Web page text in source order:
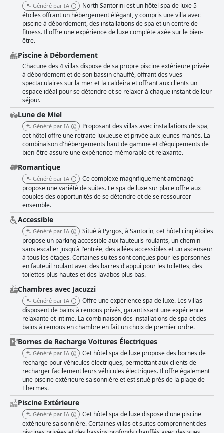
Généré par IA
North Santorini est un hôtel spa de luxe 5
étoiles offrant un hébergement élégant, y compris une villa avec
piscine à débordement, des installations de spa et un centre de
fitness. Il offre une expérience de luxe complète axée sur le bien-
être.
Piscine à Débordement
Chacune des 4 villas dispose de sa propre piscine extérieure privée
à débordement et de son bassin chauffé, offrant des vues
spectaculaires sur la mer et la caldeira et offrant aux clients un
espace idéal pour se détendre et se relaxer à chaque instant de leur
séjour.
Lune de Miel
Généré par IA
Proposant des villas avec installations de spa,
cet hôtel offre une retraite luxueuse et privée aux jeunes mariés. La
combinaison d'hébergements haut de gamme et d'équipements de
bien-être assure une expérience mémorable et relaxante.
Romantique
Généré par IA
Ce complexe magnifiquement aménagé
propose une variété de suites. Le spa de luxe sur place offre aux
couples des opportunités de se détendre et de se ressourcer
ensemble.
Accessible
Généré par IA
Situé à Pyrgos, à Santorin, cet hôtel cinq étoiles
propose un parking accessible aux fauteuils roulants, un chemin
sans escalier jusqu'à l'entrée, des allées accessibles et un ascenseur
à tous les étages. Certaines suites sont conçues pour les personnes
en fauteuil roulant avec des barres d'appui pour les toilettes, des
toilettes plus hautes et des lavabos plus bas.
Chambres avec Jacuzzi
Généré par IA
Offre une expérience spa de luxe. Les villas
disposent de bains à remous privés, garantissant une expérience
relaxante et intime. La combinaison des installations de spa et des
bains à remous en chambre en fait un choix de premier ordre.
Bornes de Recharge Voitures Électriques
Généré par IA
Cet hôtel spa de luxe propose des bornes de
recharge pour véhicules électriques, permettant aux clients de
recharger facilement leurs véhicules électriques. Il offre également
une piscine extérieure saisonnière et est situé près de la plage de
Thermes.
Piscine Extérieure
Généré par IA
Cet hôtel spa de luxe dispose d'une piscine
extérieure saisonnière. Certaines villas et suites comprennent des